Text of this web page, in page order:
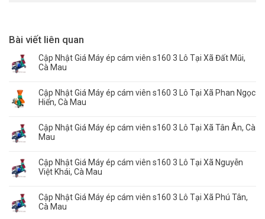
Bài viết liên quan
Cập Nhật Giá Máy ép cám viên s160 3 Lô Tại Xã Đất Mũi,
Cà Mau
Cập Nhật Giá Máy ép cám viên s160 3 Lô Tại Xã Phan Ngọc
Hiển, Cà Mau
Cập Nhật Giá Máy ép cám viên s160 3 Lô Tại Xã Tân Ân, Cà
Mau
Cập Nhật Giá Máy ép cám viên s160 3 Lô Tại Xã Nguyễn
Việt Khái, Cà Mau
Cập Nhật Giá Máy ép cám viên s160 3 Lô Tại Xã Phú Tân,
Cà Mau